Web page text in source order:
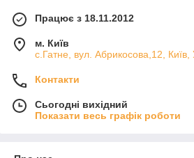
Працює з 18.11.2012
м. Київ
с.Гатне, вул. Абрикосова,12, Київ,
Контакти
Сьогодні вихідний
Показати весь графік роботи